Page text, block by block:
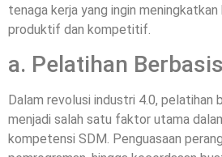
tenaga kerja yang ingin
produktif dan kompetitif.
a. Pelatihan
Dalam revolusi industri 4.0, pelatihan
menjadi salah satu faktor utama
kompetensi SDM. Penguasaan